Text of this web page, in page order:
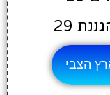
29
הצבי